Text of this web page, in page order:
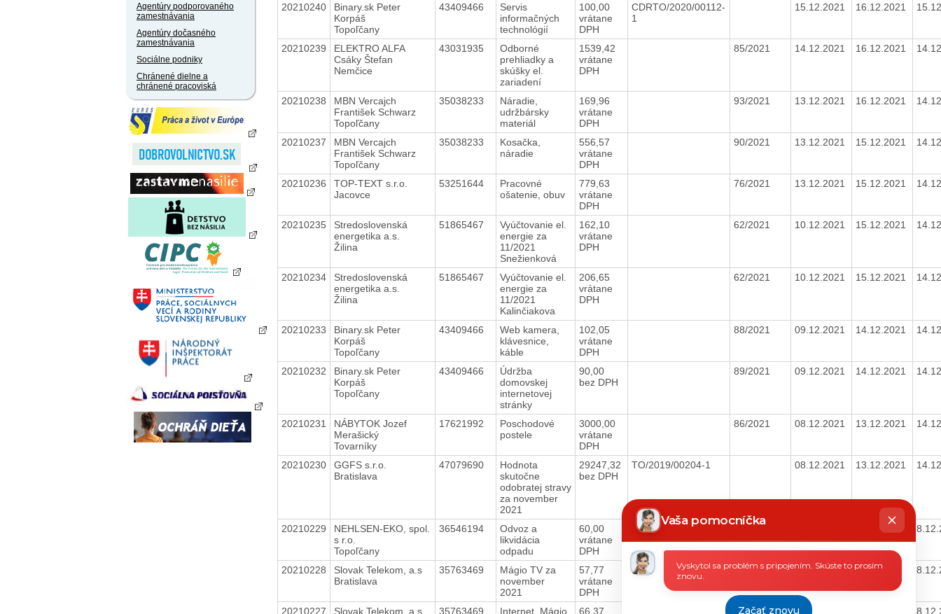
Agentúry podporovaného
zamestnávania
Agentúry dočasného
zamestnávania
Sociálne podniky
Chránené dielne a
chránené pracoviská
20210240
Binary.sk Peter
Korpáš
Topoľčany
43409466
Servis
informačných
technológií
100,00
vrátane
DPH
CDRTO/2020/00112-
1
15.12.2021 16.12.2021
20210239
ELEKTRO ALFA
Csáky Štefan
Nemčice
43031935
Odborné
prehliadky a
skúšky el.
zariadení
1539,42
vrátane
DPH
85/2021 14.12.2021 16.12.2021
20210238
MBN Vercajch
František Schwarz
Topoľčany
35038233
Náradie,
udržbársky
materiál
169,96
vrátane
DPH
93/2021 13.12.2021 16.12.2021
20210237
MBN Vercajch
František Schwarz
Topoľčany
35038233
Kosačka,
náradie
556,57
vrátane
DPH
90/2021 13.12.2021 15.12.2021
20210236
TOP-TEXT s.r.o.
Jacovce
53251644
Pracovné
ošatenie, obuv
779,63
vrátane
DPH
76/2021 13.12.2021 15.12.2021
20210235
Stredoslovenská
energetika a.s.
Žilina
51865467
Vyúčtovanie el.
energie za
11/2021
Snežienková
162,10
vrátane
DPH
62/2021 10.12.2021 15.12.2021
20210234
Stredoslovenská
energetika a.s.
Žilina
51865467
Vyúčtovanie el.
energie za
11/2021
Kalinčiakova
206,65
vrátane
DPH
62/2021 10.12.2021 15.12.2021
20210233
Binary.sk Peter
Korpáš
Topoľčany
43409466
Web kamera,
klávesnice,
káble
102,05
vrátane
DPH
88/2021 09.12.2021 14.12.2021
20210232
Binary.sk Peter
Korpáš
Topoľčany
43409466
Údržba
domovskej
internetovej
stránky
90,00
bez DPH
89/2021 09.12.2021 14.12.2021
20210231
NÁBYTOK Jozef
Merašický
Tovarníky
17621992
Poschodové
postele
3000,00
vrátane
DPH
86/2021 08.12.2021 13.12.2021
20210230
GGFS s.r.o.
Bratislava
47079690
Hodnota
skutočne
odobratej stravy
za november
2021
29247,32
bez DPH
TO/2019/00204-1 08.12.2021 13.12.2021
20210229
NEHLSEN-EKO, spol.
s r.o.
Topoľčany
36546194
Odvoz a
likvidácia
odpadu
60,00
vrátane
DPH
13.12.2021
20210228
Slovak Telekom, a.s
Bratislava
35763469
Mágio TV za
november
2021
57,77
vrátane
DPH
TO/2019/00184-1 06.12.2021 09.12.2021
20210227
Slovak Telekom, a.s
35763469
Internet, Mágio
66,37
06.12.2021
Vaša pomocníčka
Chatbot
píše
Vyskytol sa problém s pripojením. Skúste to prosím
znovu.
Začať znovu